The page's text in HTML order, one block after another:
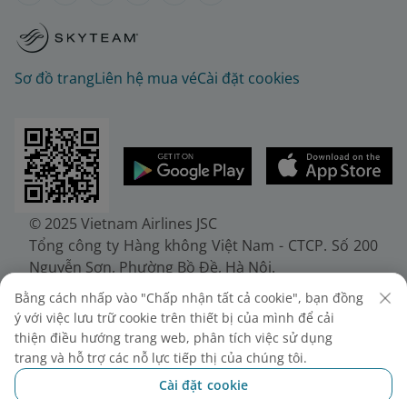
Sơ đồ trangLiên hệ mua véCài đặt cookies
© 2025 Vietnam Airlines JSC
Tổng công ty Hàng không Việt Nam - CTCP. Số 200
Nguyễn Sơn, Phường Bồ Đề, Hà Nội.
Điện thoại: (+84-24) 38272289. Fax: (+84-24)
38722375
Giấy chứng nhận đăng ký doanh nghiệp, mã số
doanh nghiệp 0100107518, đăng ký lần đầu ngày
30/6/2010, đăng ký thay đổi lần thứ 10 ngày
Bằng cách nhấp vào "Chấp nhận tất cả cookie", bạn đồng
ý với việc lưu trữ cookie trên thiết bị của mình để cải
thiện điều hướng trang web, phân tích việc sử dụng
trang và hỗ trợ các nỗ lực tiếp thị của chúng tôi.
Cài đặt cookie